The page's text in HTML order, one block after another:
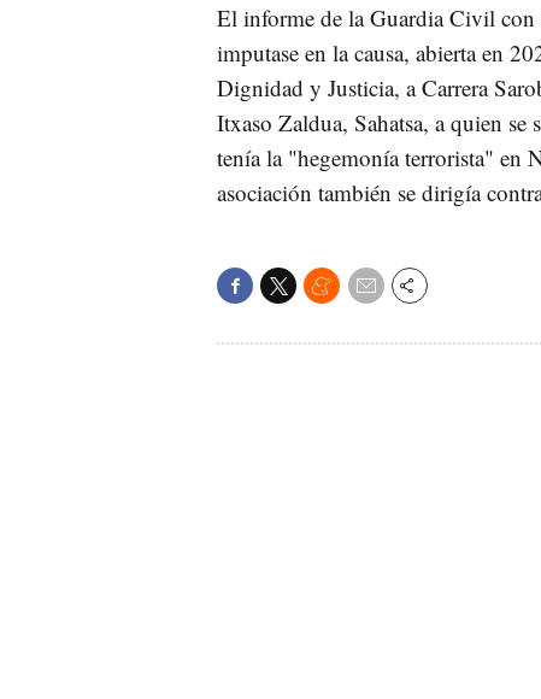
El informe de la Guardia Civil con
imputase en la causa, abierta en
Dignidad y Justicia, a Carrera
Itxaso Zaldua, Sahatsa, a quien
tenía la "hegemonía terrorista" en
asociación también se dirigía